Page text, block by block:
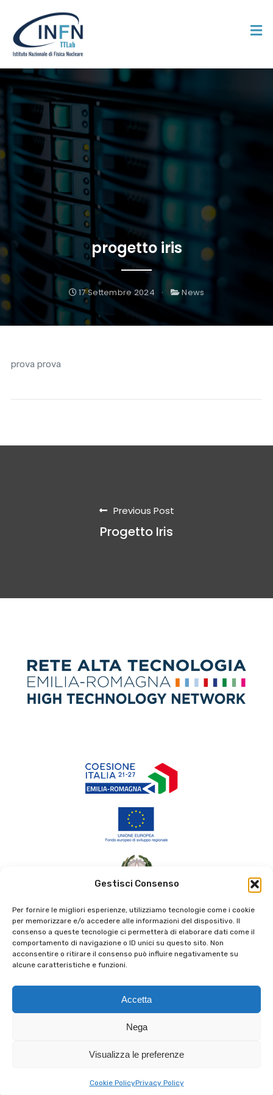
Gestisci Consenso
Per fornire le migliori esperienze, utilizziamo tecnologie come i cookie
per memorizzare e/o accedere alle informazioni del dispositivo. Il
consenso a queste tecnologie ci permetterà di elaborare dati come il
comportamento di navigazione o ID unici su questo sito. Non
acconsentire o ritirare il consenso può influire negativamente su
alcune caratteristiche e funzioni.
Accetta
Nega
Visualizza le preferenze
Cookie PolicyPrivacy Policy
progetto iris
17 Settembre 2024 News
prova prova
Previous Post
Progetto Iris